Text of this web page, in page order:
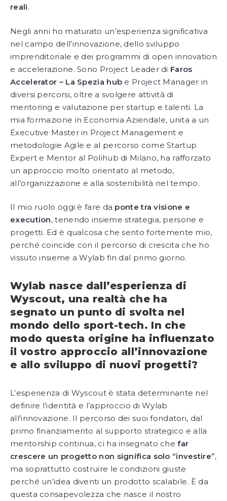
reali.
Negli anni ho maturato un’esperienza significativa
nel campo dell’innovazione, dello sviluppo
imprenditoriale e dei programmi di open innovation
e accelerazione. Sono Project Leader di Faros
Accelerator – La Spezia hub e Project Manager in
diversi percorsi, oltre a svolgere attività di
mentoring e valutazione per startup e talenti. La
mia formazione in Economia Aziendale, unita a un
Executive Master in Project Management e
metodologie Agile e al percorso come Startup
Expert e Mentor al Polihub di Milano, ha rafforzato
un approccio molto orientato al metodo,
all’organizzazione e alla sostenibilità nel tempo.
Il mio ruolo oggi è fare da ponte tra visione e
execution, tenendo insieme strategia, persone e
progetti. Ed è qualcosa che sento fortemente mio,
perché coincide con il percorso di crescita che ho
vissuto insieme a Wylab fin dal primo giorno.
Wylab nasce dall’esperienza di
Wyscout, una realtà che ha
segnato un punto di svolta nel
mondo dello sport-tech. In che
modo questa origine ha influenzato
il vostro approccio all’innovazione
e allo sviluppo di nuovi progetti?
L’esperienza di Wyscout è stata determinante nel
definire l’identità e l’approccio di Wylab
all’innovazione. Il percorso dei suoi fondatori, dal
primo finanziamento al supporto strategico e alla
mentorship continua, ci ha insegnato chefar
crescere un progetto non significa solo “investire”,
ma soprattutto costruire le condizioni giuste
perché un’idea diventi un prodotto scalabile. È da
questa consapevolezza che nasce il nostro